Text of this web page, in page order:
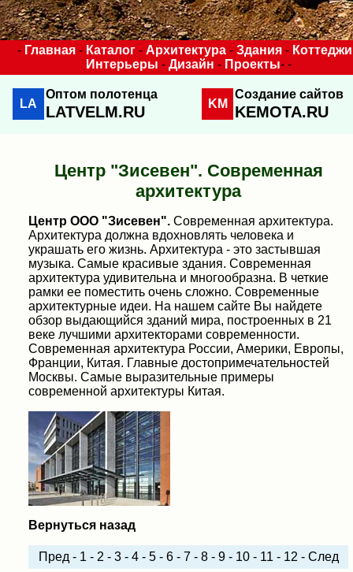
- Главная - Каталог - Архитектура - Здания - Коттеджи
Интерьеры - Дизайн - Проекты- -
LA
Оптом полотенца
LATVELM.RU KM
Создание сайтов
KEMOTA.RU
Центр "Зисевен". Современная
архитектура
Центр ООО "Зисевен". Современная архитектура.
Архитектура должна вдохновлять человека и
украшать его жизнь. Архитектура - это застывшая
музыка. Самые красивые здания. Современная
архитектура удивительна и многообразна. В четкие
рамки ее поместить очень сложно. Современные
архитектурные идеи. На нашем сайте Вы найдете
обзор выдающийся зданий мира, построенных в 21
веке лучшими архитекторами современности.
Современная архитектура России, Америки, Европы,
Франции, Китая. Главные достопримечательностей
Москвы. Самые выразительные примеры
современной архитектуры Китая.
Вернуться назад
Пред - 1 - 2 - 3- 4- 5- 6- 7- 8- 9- 10- 11 - 12 - След